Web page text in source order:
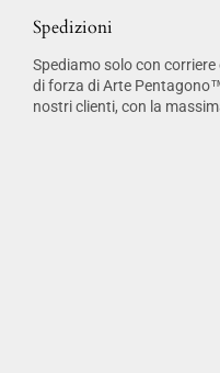
Spedizioni
Spediamo solo con
di forza di Arte
nostri clienti, con la